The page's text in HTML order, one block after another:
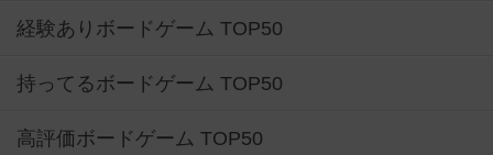
経験ありボードゲーム TOP50
持ってるボードゲーム TOP50
高評価ボードゲーム TOP50